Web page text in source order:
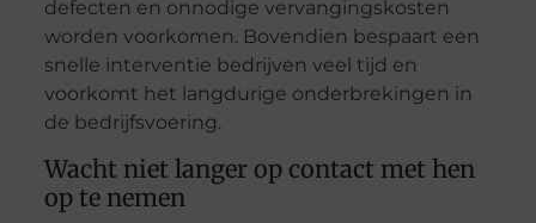
defecten en onnodige vervangingskosten
worden voorkomen. Bovendien bespaart een
snelle interventie bedrijven veel tijd en
voorkomt het langdurige onderbrekingen in
de bedrijfsvoering.
Wacht niet langer op contact met hen
op te nemen